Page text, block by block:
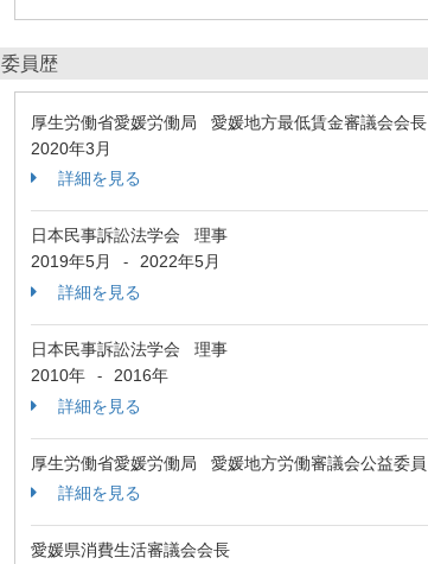
委員歴
厚生労働省愛媛労働局 愛媛地方最低賃金審議会会長
2020年3月
詳細を見る
日本民事訴訟法学会 理事
2019年5月
-
2022年5月
詳細を見る
日本民事訴訟法学会 理事
2010年
-
2016年
詳細を見る
厚生労働省愛媛労働局 愛媛地方労働審議会公益委員
詳細を見る
愛媛県消費生活審議会会長